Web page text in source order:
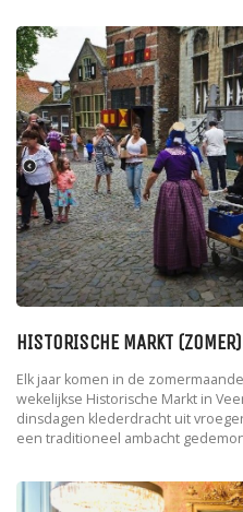
HISTORISCHE MARKT (ZOMER)
Elk jaar komen in de
wekelijkse Historische Markt in
dinsdagen klederdracht uit
een traditioneel ambacht